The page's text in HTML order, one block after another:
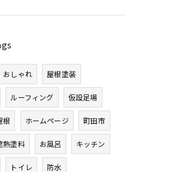
おしゃれ 屋根塗装
ルーフィング 仮設足場
根 ホームページ 町田市
熱塗料 お風呂 キッチン
トイレ 防水